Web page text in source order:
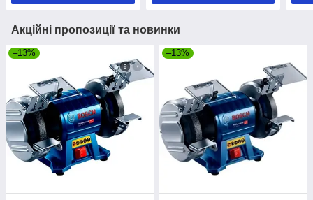
Акційні пропозиції та новинки
–13% –13%